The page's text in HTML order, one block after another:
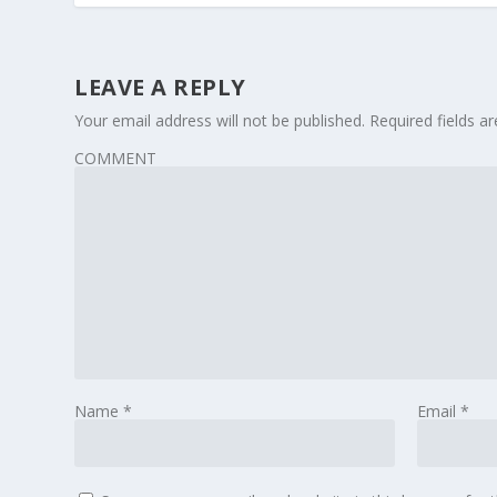
LEAVE A REPLY
Your email address will not be published. Required fields
COMMENT
Name* Email *